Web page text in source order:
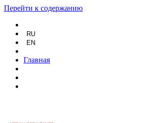
Перейти к содержанию
RU
EN
Главная